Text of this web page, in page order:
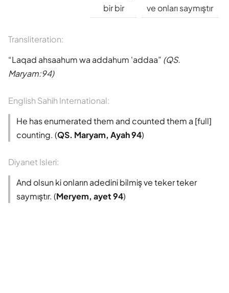
ve onları saymıştır
bir bir
Transliteration:
Laqad ahsaahum wa addahum 'addaa (QS.
Maryam:94)
English Sahih International:
He has enumerated them and counted them a [full]
counting. (QS. Maryam, Ayah 94)
Diyanet Isleri:
And olsun ki onların adedini bilmiş ve teker teker
saymıştır. (Meryem, ayet 94)